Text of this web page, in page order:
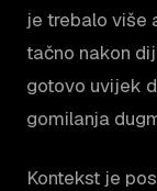
je trebalo više
tačno nakon
gotovo uvijek
gomilanja
Kontekst je